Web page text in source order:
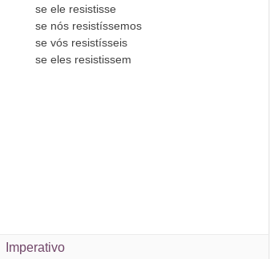
se ele resistisse
se nósresistíssemos
se vósresistísseis
se elesresistissem
Imperativo